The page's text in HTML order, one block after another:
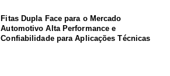
Fitas Dupla Face para o Mercado
Automotivo Alta Performance e
Confiabilidade para Aplicações Técnicas